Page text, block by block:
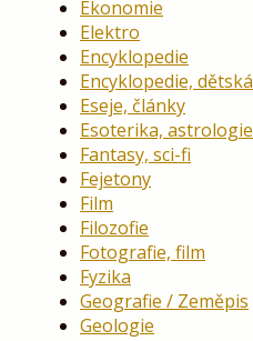
Ekonomie
Elektro
Encyklopedie
Encyklopedie, dětská
Eseje, články
Esoterika, astrologie
Fantasy, sci-fi
Fejetony
Film
Filozofie
Fotografie, film
Fyzika
Geografie / Zeměpis
Geologie